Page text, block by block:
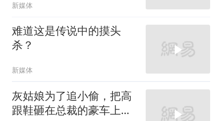
新媒体
难道这是传说中的摸头
杀？
新媒体
灰姑娘为了追小偷，把高
跟鞋砸在总裁的豪车上，